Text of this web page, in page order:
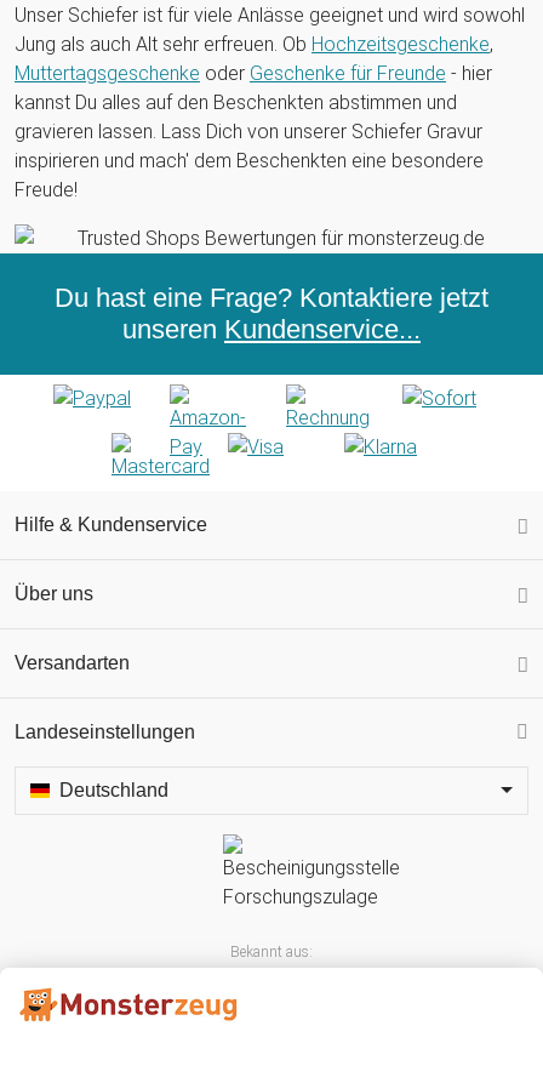
Unser Schiefer ist für viele Anlässe geeignet und wird sowohl
Jung als auch Alt sehr erfreuen. Ob Hochzeitsgeschenke,
Muttertagsgeschenke oder Geschenke für Freunde - hier
kannst Du alles auf den Beschenkten abstimmen und
gravieren lassen. Lass Dich von unserer Schiefer Gravur
inspirieren und mach' dem Beschenkten eine besondere
Freude!
Du hast eine Frage? Kontaktiere jetzt
unseren Kundenservice...
Hilfe & Kundenservice
Über uns
Versandarten
Landeseinstellungen
Deutschland
Bekannt aus: